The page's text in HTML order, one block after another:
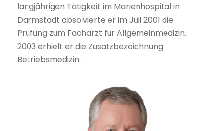
langjährigen Tätigkeit im Marienhospital in
Darmstadt absolvierte er im Juli 2001 die
Prüfung zum Facharzt für Allgemeinmedizin.
2003 erhielt er die Zusatzbezeichnung
Betriebsmedizin.